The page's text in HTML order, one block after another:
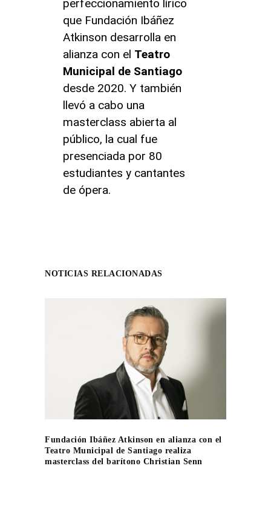
perfeccionamiento lírico
que Fundación Ibáñez
Atkinson desarrolla en
alianza con el Teatro
Municipal de Santiago
desde 2020. Y también
llevó a cabo una
masterclass abierta al
público, la cual fue
presenciada por 80
estudiantes y cantantes
de ópera.
NOTICIAS RELACIONADAS
Fundación Ibáñez Atkinson en alianza con el
Teatro Municipal de Santiago realiza
masterclass del barítono Christian Senn